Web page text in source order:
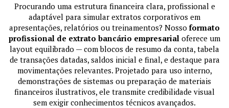
Procurando uma estrutura financeira clara, profissional e
adaptável para simular extratos corporativos em
apresentações, relatórios ou treinamentos? Nosso formato
profissional de extrato bancário empresarial oferece um
layout equilibrado — com blocos de resumo da conta, tabela
de transações datadas, saldos inicial e final, e destaque para
movimentações relevantes. Projetado para uso interno,
demonstrações de sistemas ou preparação de materiais
financeiros ilustrativos, ele transmite credibilidade visual
sem exigir conhecimentos técnicos avançados.